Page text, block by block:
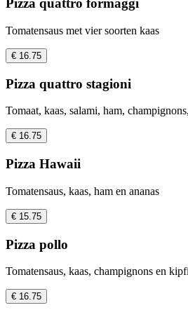
Pizza quattro formaggi
Tomatensaus met vier soorten kaas
€ 16.75
Pizza quattro stagioni
Tomaat, kaas, salami, ham,
€ 16.75
Pizza Hawaii
Tomatensaus, kaas, ham en ananas
€ 15.75
Pizza pollo
Tomatensaus, kaas, champignons en
€ 16.75